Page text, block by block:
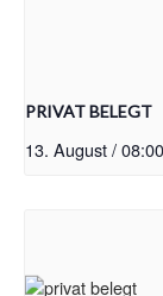
PRIVAT BELEGT
13. August / 08:00